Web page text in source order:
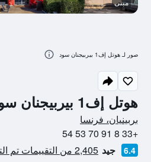
هوتل إف1 بيربيجنان سود
بربينيان، فرنسا
+33 8 91 70 53 54
6.4 جيد 2,405 من التقييمات تم التحقق منها
مبنى
صور لـ هوتل إف1 بيربيجنان سود